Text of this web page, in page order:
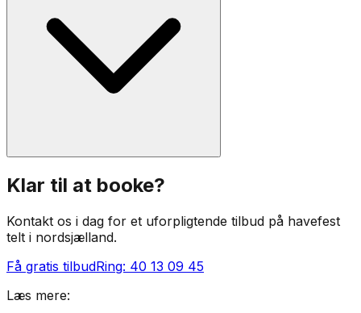
Klar til at booke?
Kontakt os i dag for et uforpligtende tilbud på havefest
telt i nordsjælland.
Få gratis tilbudRing: 40 13 09 45
Læs mere: